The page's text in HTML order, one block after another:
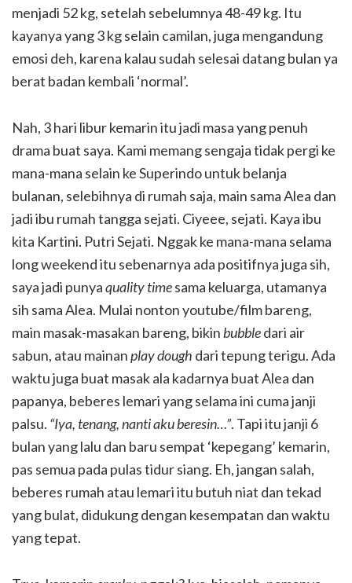
menjadi 52 kg, setelah sebelumnya 48-49 kg. Itu
kayanya yang 3 kg selain camilan, juga mengandung
emosi deh, karena kalau sudah selesai datang bulan ya
berat badan kembali ‘normal’.
Nah, 3 hari libur kemarin itu jadi masa yang penuh
drama buat saya. Kami memang sengaja tidak pergi ke
mana-mana selain ke Superindo untuk belanja
bulanan, selebihnya di rumah saja, main sama Alea dan
jadi ibu rumah tangga sejati. Ciyeee, sejati. Kaya ibu
kita Kartini. Putri Sejati. Nggak ke mana-mana selama
long weekend itu sebenarnya ada positifnya juga sih,
saya jadi punyaquality timesama keluarga, utamanya
sih sama Alea. Mulai nonton youtube/film bareng,
main masak-masakan bareng, bikin bubbledari air
sabun, atau mainanplay dough dari tepung terigu. Ada
waktu juga buat masak ala kadarnya buat Alea dan
papanya, beberes lemari yang selama ini cuma janji
palsu. “Iya, tenang, nanti aku beresin…”. Tapi itu janji 6
bulan yang lalu dan baru sempat ‘kepegang’ kemarin,
pas semua pada pulas tidur siang. Eh, jangan salah,
beberes rumah atau lemari itu butuh niat dan tekad
yang bulat, didukung dengan kesempatan dan waktu
yang tepat.